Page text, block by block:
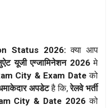
Status 2026:क्या आप
यूजी एग्जामिनेशन 2026मे
City & Exam Dateको
अपडेटहै कि,रेलवे भर्ती
City & Date 2026 को